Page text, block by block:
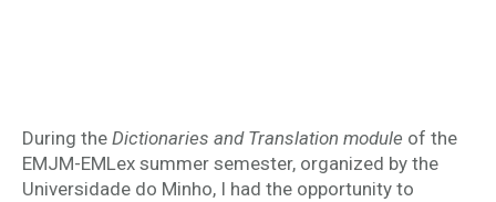
During the Dictionaries and Translation module of the
EMJM-EMLex summer semester, organized by the
Universidade do Minho, I had the opportunity to